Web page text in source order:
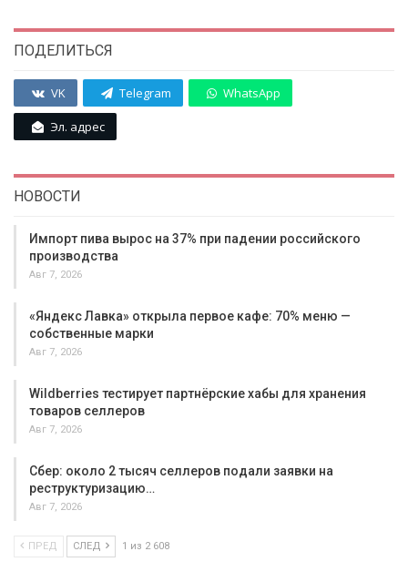
ПОДЕЛИТЬСЯ
VK Telegram WhatsApp
Эл. адрес
НОВОСТИ
Импорт пива вырос на 37% при падении российского
производства
Авг 7, 2026
«Яндекс Лавка» открыла первое кафе: 70% меню —
собственные марки
Авг 7, 2026
Wildberries тестирует партнёрские хабы для хранения
товаров селлеров
Авг 7, 2026
Сбер: около 2 тысяч селлеров подали заявки на
реструктуризацию…
Авг 7, 2026
ПРЕД СЛЕД 1 из 2 608